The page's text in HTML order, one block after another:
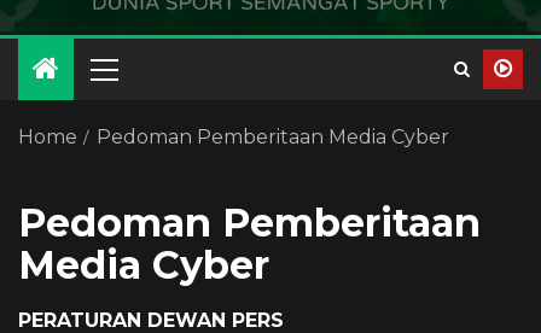
Home Pedoman Pemberitaan Media Cyber
Pedoman Pemberitaan
Media Cyber
PERATURAN DEWAN PERS